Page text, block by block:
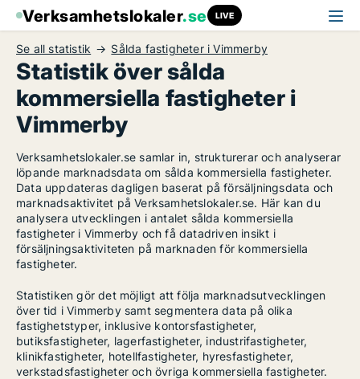
Verksamhetslokaler.se LIVE
Se all statistik Sålda fastigheter i Vimmerby
Statistik över sålda
kommersiella fastigheter i
Vimmerby
Verksamhetslokaler.se samlar in, strukturerar och analyserar
löpande marknadsdata om sålda kommersiella fastigheter.
Data uppdateras dagligen baserat på försäljningsdata och
marknadsaktivitet på Verksamhetslokaler.se. Här kan du
analysera utvecklingen i antalet sålda kommersiella
fastigheter i Vimmerby och få datadriven insikt i
försäljningsaktiviteten på marknaden för kommersiella
fastigheter.
Statistiken gör det möjligt att följa marknadsutvecklingen
över tid i Vimmerby samt segmentera data på olika
fastighetstyper, inklusive kontorsfastigheter,
butiksfastigheter, lagerfastigheter, industrifastigheter,
klinikfastigheter, hotellfastigheter, hyresfastigheter,
verkstadsfastigheter och övriga kommersiella fastigheter.